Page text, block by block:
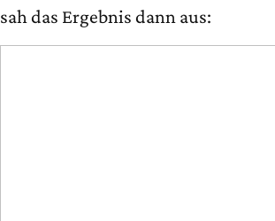
sah das Ergebnis dann aus: